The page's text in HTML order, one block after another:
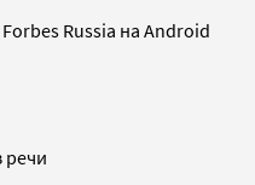
Russia на Android
речи